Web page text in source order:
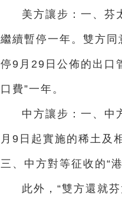
美方讓步：一、芬
繼續暫停一年。雙方
停9月29日公佈的出口
口費”一年。
中方讓步：一、中
月9日起實施的稀土及
三、中方對等征收的“
此外，“雙方還就